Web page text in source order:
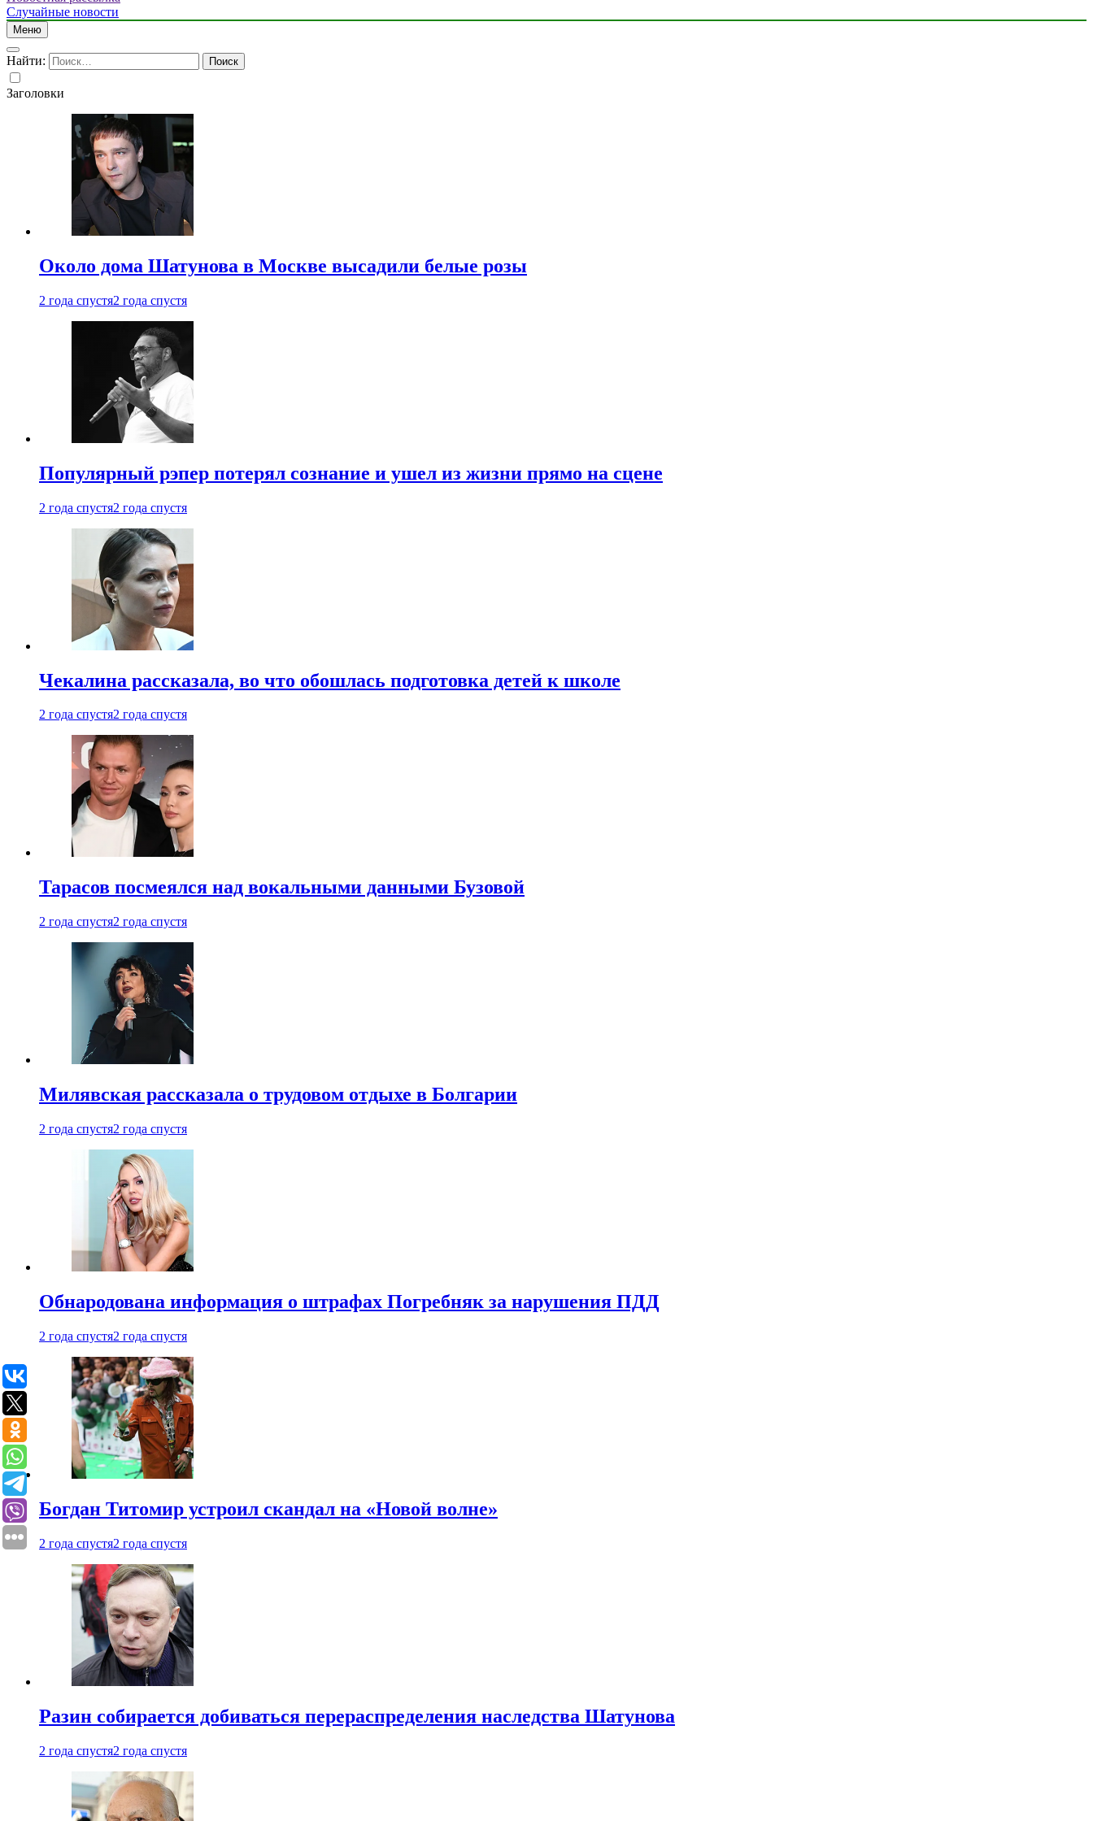
Случайные новости
Меню
Найти:
Заголовки
Около дома Шатунова в Москве высадили белые розы
2 года спустя2 года спустя
Популярный рэпер потерял сознание и ушел из жизни прямо на сцене
2 года спустя2 года спустя
Чекалина рассказала, во что обошлась подготовка детей к школе
2 года спустя2 года спустя
Тарасов посмеялся над вокальными данными Бузовой
2 года спустя2 года спустя
Милявская рассказала о трудовом отдыхе в Болгарии
2 года спустя2 года спустя
Обнародована информация о штрафах Погребняк за нарушения ПДД
2 года спустя2 года спустя
Богдан Титомир устроил скандал на «Новой волне»
2 года спустя2 года спустя
Разин собирается добиваться перераспределения наследства Шатунова
2 года спустя2 года спустя